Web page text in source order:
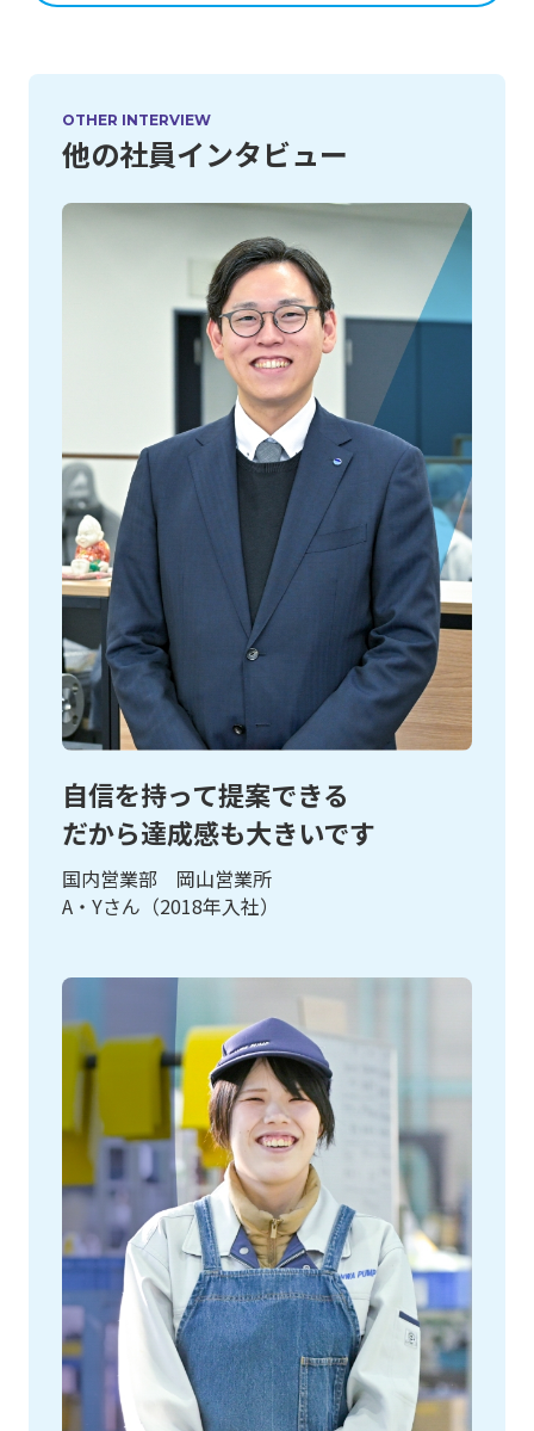
OTHER INTERVIEW
他の社員インタビュー
自信を持って提案できる
だから達成感も大きいです
国内営業部 岡山営業所
A・Yさん（2018年入社）